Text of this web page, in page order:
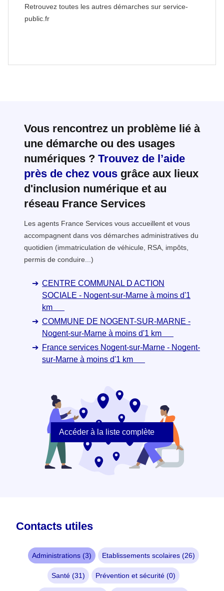
Retrouvez toutes les autres démarches sur service-
public.fr
Vous rencontrez un problème lié à
une démarche ou des usages
numériques ? Trouvez de l’aide
près de chez vous grâce aux lieux
d'inclusion numérique et au
réseau France Services
Les agents France Services vous accueillent et vous
accompagnent dans vos démarches administratives du
quotidien (immatriculation de véhicule, RSA, impôts,
permis de conduire...)
CENTRE COMMUNAL D ACTION
SOCIALE - Nogent-sur-Marne à moins d'1
km
COMMUNE DE NOGENT-SUR-MARNE -
Nogent-sur-Marne à moins d'1 km
France services Nogent-sur-Marne - Nogent-
sur-Marne à moins d'1 km
Accéder à la liste complète
Contacts utiles
Administrations (3) Etablissements scolaires (26)
Santé (31) Prévention et sécurité (0)